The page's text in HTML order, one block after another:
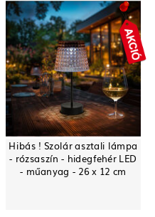
Hibás ! Szolár asztali lámpa
- rózsaszín - hidegfehér LED
- műanyag - 26 x 12 cm